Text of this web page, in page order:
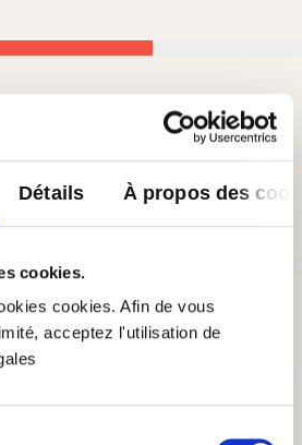
Détails À propos des
cookies.
cookies. Afin de vous
acceptez l'utilisation de